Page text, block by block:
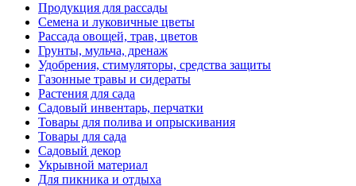
Продукция для рассады
Семена и луковичные цветы
Рассада овощей, трав, цветов
Грунты, мульча, дренаж
Удобрения, стимуляторы, средства защиты
Газонные травы и сидераты
Растения для сада
Садовый инвентарь, перчатки
Товары для полива и опрыскивания
Товары для сада
Садовый декор
Укрывной материал
Для пикника и отдыха